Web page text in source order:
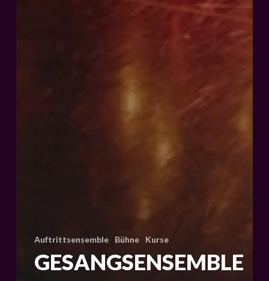
Auftrittsensemble Bühne Kurse
GESANGSENSEMBLE